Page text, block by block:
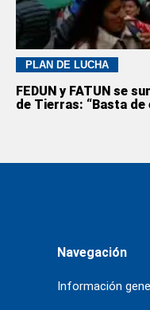
PLAN DE LUCHA
FEDUN y FATUN se
de Tierras: “Basta
Navegación
Información